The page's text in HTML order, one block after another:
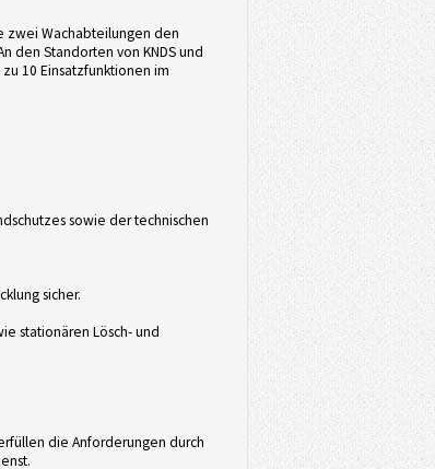
zwei Wachabteilungen den
den Standorten von KNDS und
10 Einsatzfunktionen im
sowie der technischen
sicher.
stationären Lösch- und
die Anforderungen durch